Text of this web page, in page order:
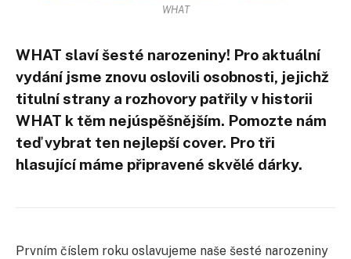
WHAT
WHAT slaví šesté narozeniny! Pro aktuální
vydání jsme znovu oslovili osobnosti, jejichž
titulní strany a rozhovory patřily v historii
WHAT k těm nejúspěšnějším. Pomozte nám
teď vybrat ten nejlepší cover. Pro tři
hlasující máme připravené skvělé dárky.
Prvním číslem roku oslavujeme naše šesté narozeniny